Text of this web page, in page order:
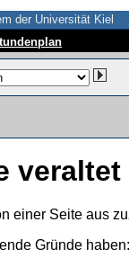
der Universität Kiel
veraltet
einer Seite aus
Gründe haben: